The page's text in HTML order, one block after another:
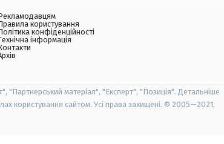
користування
конфіденційності
інформація
"Партнерський матеріал", "Експерт", "Позиція". Детальніше
користування сайтом. Усі права захищені. © 2005—2021,